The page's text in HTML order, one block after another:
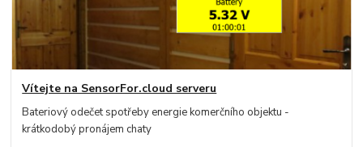
Vítejte na SensorFor.cloud serveru
Bateriový odečet spotřeby energie komerčního objektu -
krátkodobý pronájem chaty